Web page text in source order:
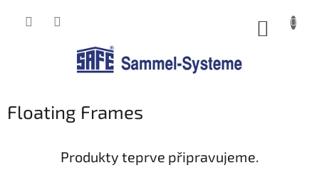
Floating Frames
Produkty teprve připravujeme.